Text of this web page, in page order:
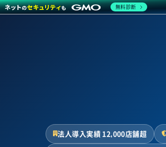
法人導入実績 12,000店舗超
無料診断